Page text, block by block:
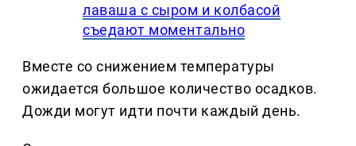
лаваша с сыром и колбасой
съедают моментально
Вместе со снижением температуры
ожидается большое количество осадков.
Дожди могут идти почти каждый день.